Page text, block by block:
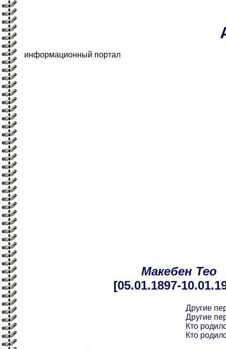
информационный портал
Макебен Тео
[05.01.1897-10.01
Другие
Другие
Кто
Кто